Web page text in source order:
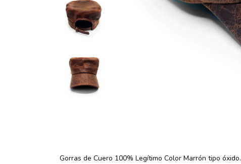
Gorras de Cuero 100% Legítimo Color Marrón tipo óxido.